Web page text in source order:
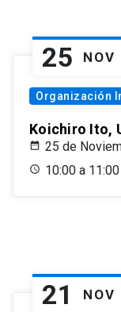
25 NOV
Organización
Koichiro Ito,
25 de
10:00 a 11:00
21 NOV